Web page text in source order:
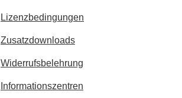
Lizenzbedingungen
Zusatzdownloads
Widerrufsbelehrung
Informationszentren